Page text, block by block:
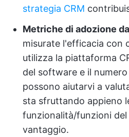
strategia CRM
Metriche di adozione
misurate l'efficacia con
utilizza la piattaforma
del software e il
possono aiutarvi a
sta sfruttando appieno
funzionalità/funzioni del
vantaggio.